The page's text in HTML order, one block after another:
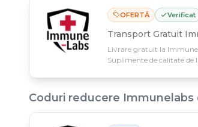
OFERTĂ Verificat
Transport Gratuit
Livrare gratuit la
Suplimente de calitate de
Coduri reducere Immunelabs